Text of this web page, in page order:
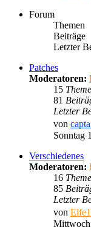
Forum
Themen
Beiträge
Letzter
Patches
Moderatoren:
15
81
Letzter
von
Sonntag
Verschiedenes
Moderatoren:
16
85
Letzter
von
Mittwoch